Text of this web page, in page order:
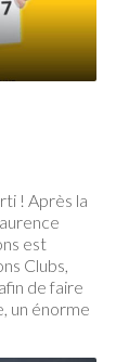
! Après la
est
Clubs,
de faire
un énorme